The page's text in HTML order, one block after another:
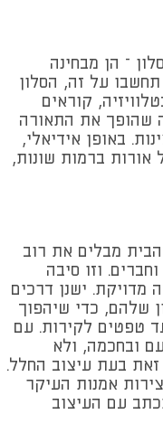
– הן מבחינה
תחשבו על זה, הסלון
קוראים
שהופך את התאורה
באופן אידיאלי,
אורות ברמות שונות,
מבלים את רוב
וזו סיבה
ישנן דרכים
שלהם, כדי שיהפוך
טפטים לקירות. עם
ובחכמה, ולא
זאת בעת עיצוב החלל.
אמנות העיקר
עם העיצוב